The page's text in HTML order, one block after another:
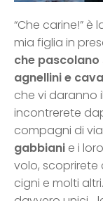
“Che carine!”
mia figlia in
che
agnellini e
che vi daranno
incontrerete
compagni di
gabbiani e i
volo,
cigni e molti